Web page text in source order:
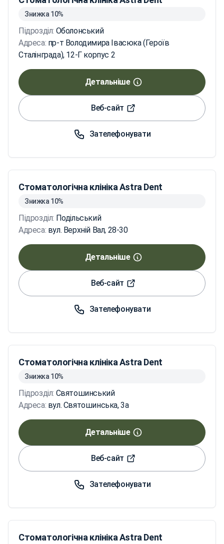
Знижка 10%
Підрозділ: Оболонський
Адреса: пр-т Володимира Івасюка (Героїв
Сталінграда), 12-Г корпус 2
Детальніше
Веб-сайт
Зателефонувати
Стоматологічна клініка Astra Dent
Знижка 10%
Підрозділ: Подільський
Адреса: вул. Верхній Вал, 28-30
Детальніше
Веб-сайт
Зателефонувати
Стоматологічна клініка Astra Dent
Знижка 10%
Підрозділ: Святошинський
Адреса: вул. Святошинська, 3а
Детальніше
Веб-сайт
Зателефонувати
Стоматологічна клініка Astra Dent